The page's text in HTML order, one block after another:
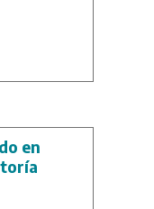
en